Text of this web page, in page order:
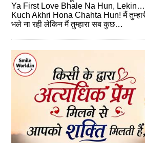
Ya First Love Bhale Na Hun,
Kuch Akhri Hona Chahta Hun! मैं
भले ना रही लेकिन मैं तुम्हारा सब कुछ…